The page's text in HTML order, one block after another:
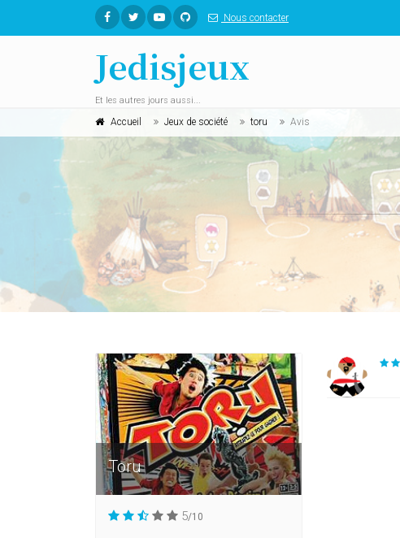
Nous contacter
Jedisjeux
Et les autres jours aussi...
Accueil Jeux de société toru Avis
Toru
5/10